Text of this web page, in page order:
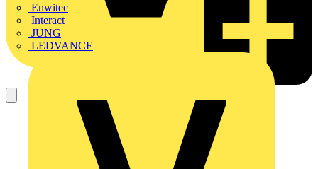
Enwitec
Interact
JUNG
LEDVANCE